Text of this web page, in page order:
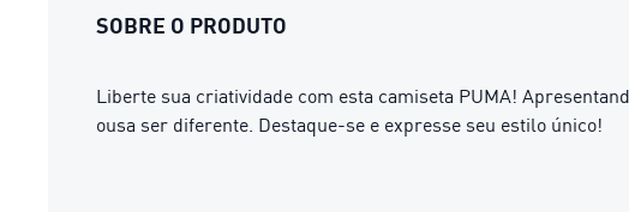
SOBRE O PRODUTO
Liberte sua criatividade com esta camiseta PUMA!
ousa ser diferente. Destaque-se e expresse seu estilo único!